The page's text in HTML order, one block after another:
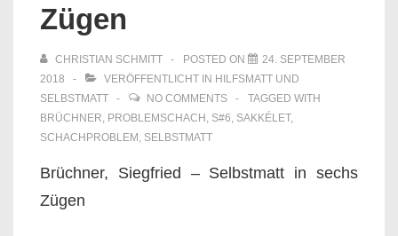
Zügen
CHRISTIAN SCHMITT POSTED ON
24. SEPTEMBER
2018
VERÖFFENTLICHT IN HILFSMATT UND
SELBSTMATT
NO COMMENTS
TAGGED WITH
BRÜCHNER, PROBLEMSCHACH , S#6, SAKKÉLET,
SCHACHPROBLEM , SELBSTMATT
Brüchner, Siegfried – Selbstmatt in sechs
Zügen